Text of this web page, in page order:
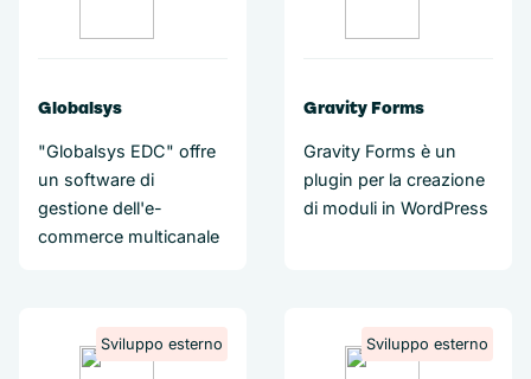
Globalsys
"Globalsys EDC" offre
un software di
gestione dell'e-
commerce multicanale
Gravity Forms
Gravity Forms è un
plugin per la creazione
di moduli in WordPress
Sviluppo esterno Sviluppo esterno